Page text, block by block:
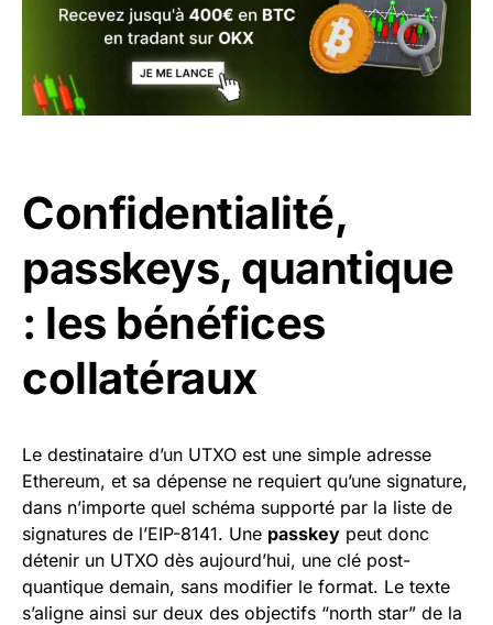
Confidentialité,
passkeys, quantique
: les bénéfices
collatéraux
Le destinataire d’un UTXO est une simple adresse
Ethereum, et sa dépense ne requiert qu’une signature,
dans n’importe quel schéma supporté par la liste de
signatures de l’EIP-8141. Une passkey peut donc
détenir un UTXO dès aujourd’hui, une clé post-
quantique demain, sans modifier le format. Le texte
s’aligne ainsi sur deux des objectifs “north star” de la